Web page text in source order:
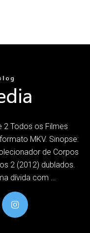
2 Todos os Filmes
MKV. Sinopse:
de Corpos
2 (2012) dublados.
dívida com …